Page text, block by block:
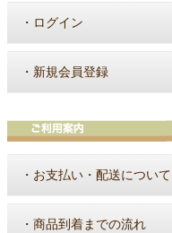
・ ログイン
・ 新規会員登録
・ お支払い・配送について
・ 商品到着までの流れ